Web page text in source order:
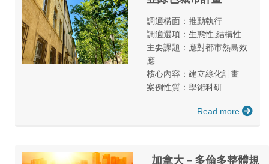
調適構面：推動執行
調適選項：生態性,結構性
主要課題：應對都市熱島效
應
核心內容：建立綠化計畫
案例性質：學術科研
Read more
加拿大－多倫多整體規